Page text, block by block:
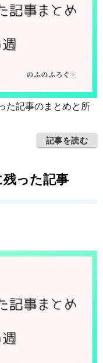
た記事のまとめと所
記事を読む
残った記事